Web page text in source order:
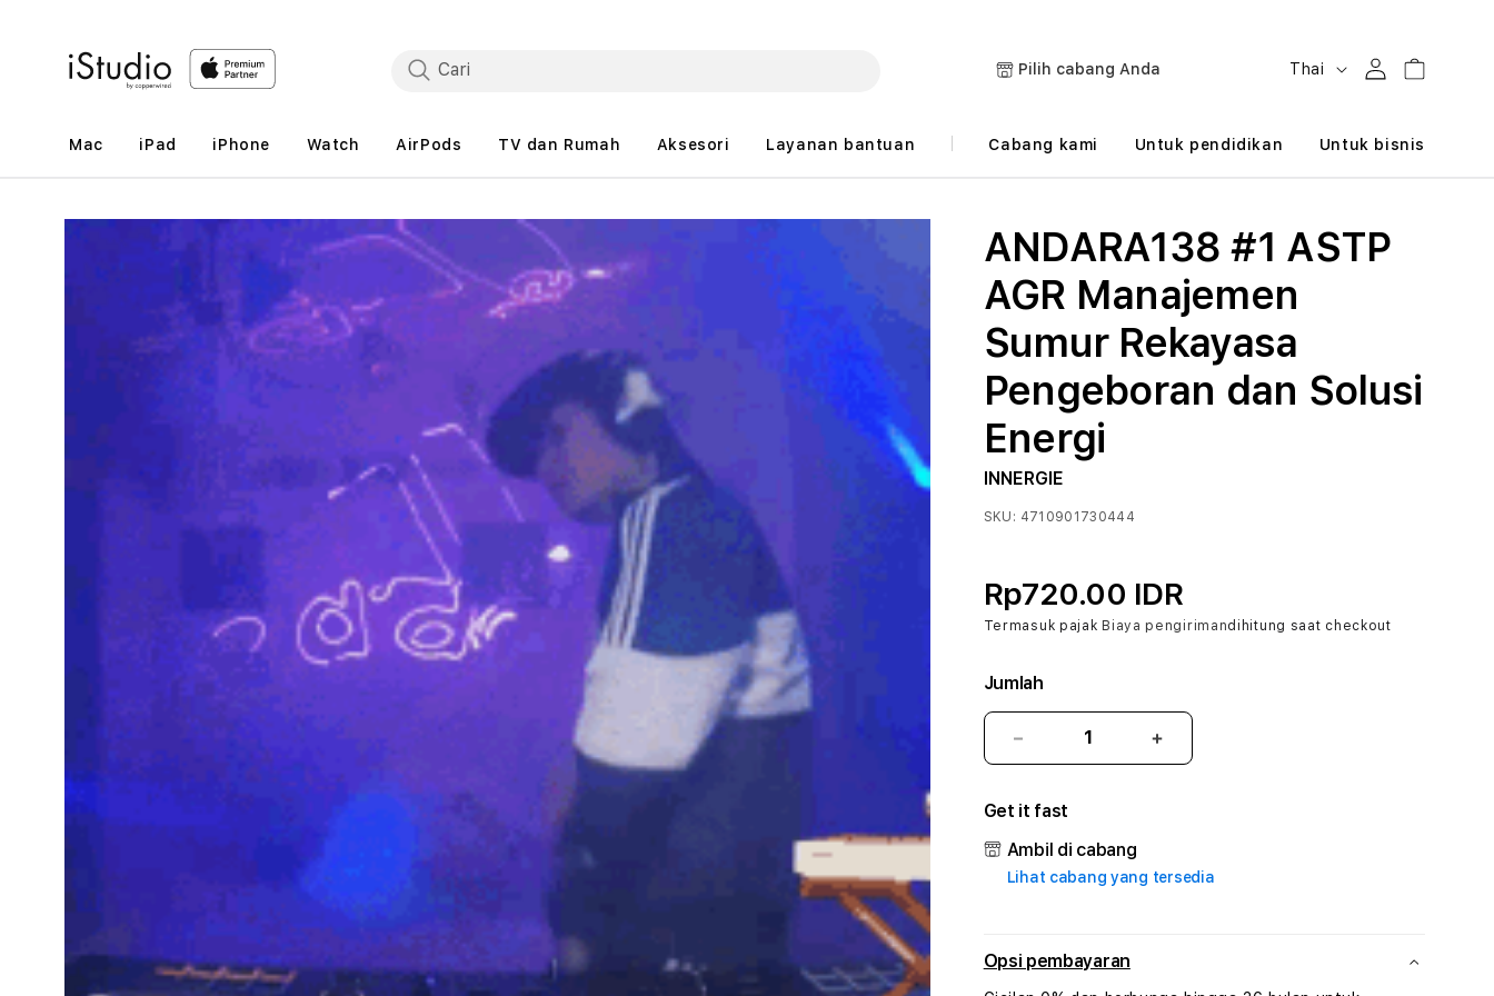
Pilih cabang Anda
B
h
Thai MasukKeranjang
Mac iPad iPhone Watch AirPods TV dan Rumah Aksesori Layanan bantuan Cabang kami Untuk pendidikan Untuk bisnis
Lewati
ANDARA138 #1 ASTP
AGR Manajemen
Sumur Rekayasa
Pengeboran dan Solusi
Energi
INNERGIE
SKU: 4710901730444
Rp720.00 IDR
Termasuk pajak Biaya pengirimandihitung saat checkout
Jumlah
Kurangi
jumlah
ANDARA138
#1
ASTP
AGR
Rekayasa
Tambah
jumlah
ASTP
AGR
Get it fast
Ambil di cabang
Lihat cabang yang tersedia
Opsi pembayaran